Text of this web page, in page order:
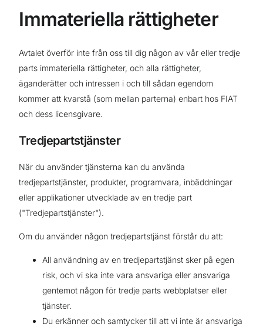
Immateriella rättigheter
Avtalet överför inte från oss till dig någon av vår eller tredje
parts immateriella rättigheter, och alla rättigheter,
äganderätter och intressen i och till sådan egendom
kommer att kvarstå (som mellan parterna) enbart hos FIAT
och dess licensgivare.
Tredjepartstjänster
När du använder tjänsterna kan du använda
tredjepartstjänster, produkter, programvara, inbäddningar
eller applikationer utvecklade av en tredje part
("Tredjepartstjänster").
Om du använder någon tredjepartstjänst förstår du att:
All användning av en tredjepartstjänst sker på egen
risk, och vi ska inte vara ansvariga eller ansvariga
gentemot någon för tredje parts webbplatser eller
tjänster.
Du erkänner och samtycker till att vi inte är ansvariga